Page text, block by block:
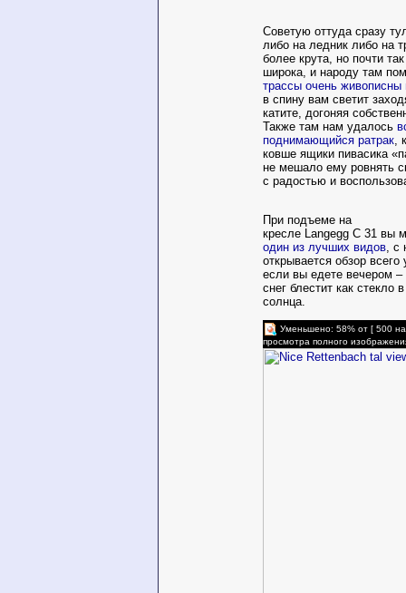
Советую оттуда сразу
либо на ледник либо на
более крута, но почти
широка, и народу там
трассы очень живописны
в спину вам светит
катите, догоняя
Также там нам удалось
поднимающийся ратрак,
ковше ящики пивасика
не мешало ему ровнять
с радостью и
При подъеме на
кресле Langegg C 31 вы
один из лучших видов, с
открывается обзор
если вы едете вечером –
снег блестит как стекло
солнца.
Уменьшено: 58% от [ 500
просмотра полного